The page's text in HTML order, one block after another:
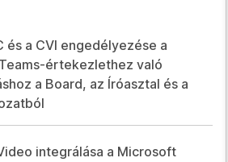
és a CVI engedélyezése a
értekezlethez való
a Board, az Íróasztal és a
integrálása a Microsoft